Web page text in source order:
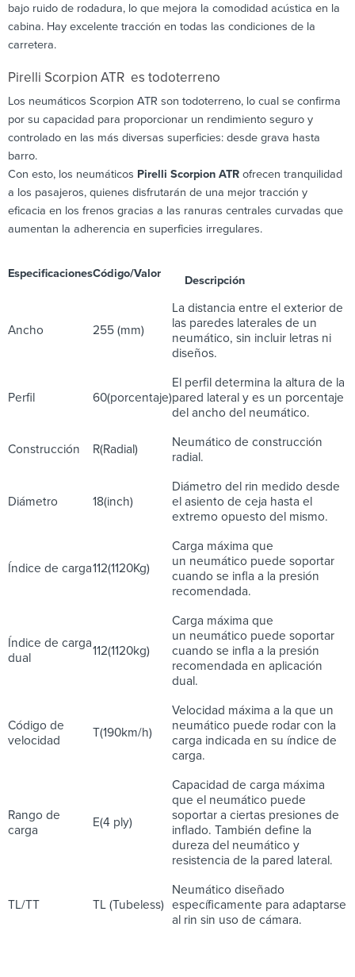
bajo ruido de rodadura, lo que mejora la comodidad acústica en la
cabina. Hay excelente tracción en todas las condiciones de la
carretera.
Pirelli Scorpion ATR es todoterreno
Los neumáticos Scorpion ATR son todoterreno, lo cual se confirma
por su capacidad para proporcionar un rendimiento seguro y
controlado en las más diversas superficies: desde grava hasta
barro.
Con esto, los neumáticos Pirelli Scorpion ATR ofrecen tranquilidad
a los pasajeros, quienes disfrutarán de una mejor tracción y
eficacia en los frenos gracias a las ranuras centrales curvadas que
aumentan la adherencia en superficies irregulares.
EspecificacionesCódigo/Valor
Descripción
Ancho 255 (mm)
La distancia entre el exterior de
las paredes laterales de un
neumático, sin incluir letras ni
diseños.
Perfil 60(porcentaje)
El perfil determina la altura de la
pared lateral y es un porcentaje
del ancho del neumático.
Construcción R(Radial)
Neumático de construcción
radial.
Diámetro 18(inch)
Diámetro del rin medido desde
el asiento de ceja hasta el
extremo opuesto del mismo.
Índice de carga112(1120Kg)
Carga máxima que
un neumático puede soportar
cuando se infla a la presión
recomendada.
Índice de carga
dual
112(1120kg)
Carga máxima que
un neumático puede soportar
cuando se infla a la presión
recomendada en aplicación
dual.
Código de
velocidad
T(190km/h)
Velocidad máxima a la que un
neumático puede rodar con la
carga indicada en su índice de
carga.
Rango de
carga
E(4 ply)
Capacidad de carga máxima
que el neumático puede
soportar a ciertas presiones de
inflado. También define la
dureza del neumático y
resistencia de la pared lateral.
TL/TT TL (Tubeless)
Neumático diseñado
específicamente para adaptarse
al rin sin uso de cámara.